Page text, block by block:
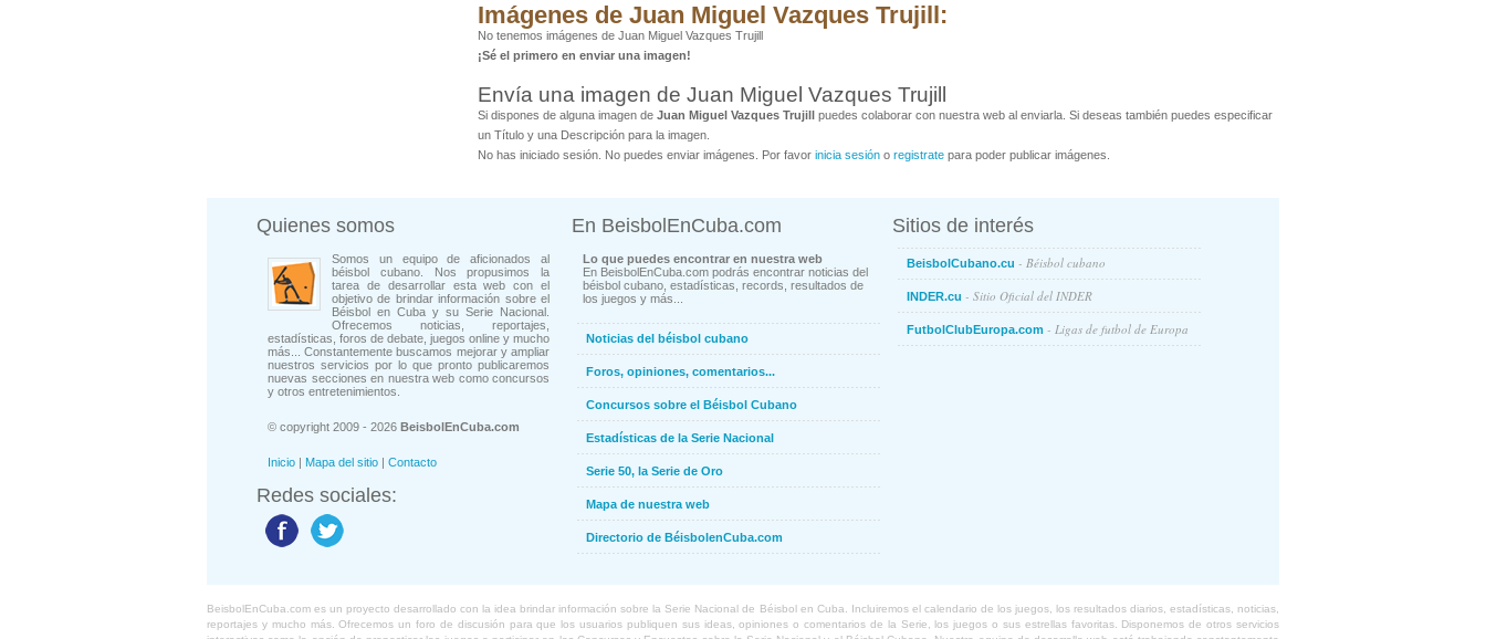
Imágenes de Juan Miguel Vazques Trujill:
No tenemos imágenes de Juan Miguel Vazques Trujill
¡Sé el primero en enviar una imagen!
Envía una imagen de Juan Miguel Vazques Trujill
Si dispones de alguna imagen de Juan Miguel Vazques Trujill puedes colaborar con nuestra web al enviarla. Si deseas también puedes especificar
un Título y una Descripción para la imagen.
No has iniciado sesión. No puedes enviar imágenes. Por favor inicia sesión o registrate para poder publicar imágenes.
Quienes somos
Somos un equipo de aficionados al
béisbol cubano. Nos propusimos la
tarea de desarrollar esta web con el
objetivo de brindar información sobre el
Béisbol en Cuba y su Serie Nacional.
Ofrecemos noticias, reportajes,
estadísticas, foros de debate, juegos online y mucho
más... Constantemente buscamos mejorar y ampliar
nuestros servicios por lo que pronto publicaremos
nuevas secciones en nuestra web como concursos
y otros entretenimientos.
© copyright 2009 - 2026 BeisbolEnCuba.com
Inicio | Mapa del sitio | Contacto
Redes sociales:
En BeisbolEnCuba.com
Lo que puedes encontrar en nuestra web
En BeisbolEnCuba.com podrás encontrar noticias del
béisbol cubano, estadísticas, records, resultados de
los juegos y más...
Noticias del béisbol cubano
Foros, opiniones, comentarios...
Concursos sobre el Béisbol Cubano
Estadísticas de la Serie Nacional
Serie 50, la Serie de Oro
Mapa de nuestra web
Directorio de BéisbolenCuba.com
Sitios de interés
BeisbolCubano.cu - Béisbol cubano
INDER.cu - Sitio Oficial del INDER
FutbolClubEuropa.com - Ligas de futbol de Europa
BeisbolEnCuba.com es un proyecto desarrollado con la idea brindar información sobre la Serie Nacional de Béisbol en Cuba. Incluiremos el calendario de los juegos, los resultados diarios, estadísticas, noticias,
reportajes y mucho más. Ofrecemos un foro de discusión para que los usuarios publiquen sus ideas, opiniones o comentarios de la Serie, los juegos o sus estrellas favoritas. Disponemos de otros servicios